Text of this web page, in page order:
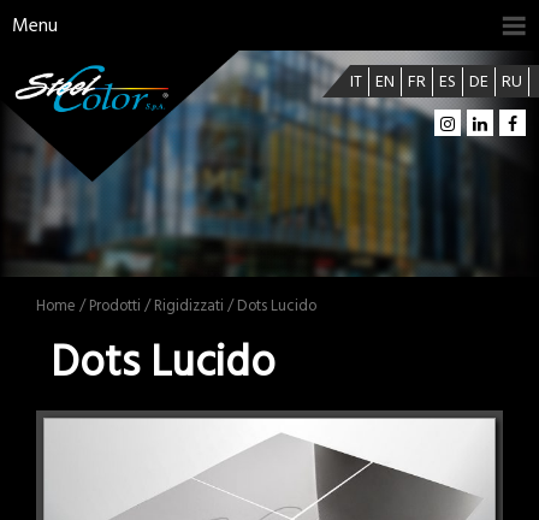
Menu
IT EN FR ES DE RU
Home /Prodotti /Rigidizzati / Dots Lucido
Dots Lucido